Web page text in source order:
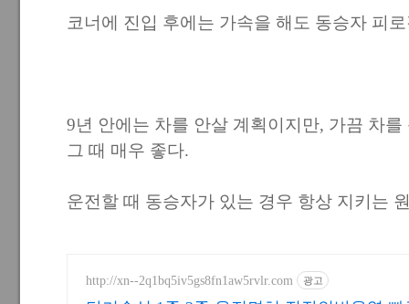
코너에 진입 후에는 가속을 해도 동승자 피
9년 안에는 차를 안살 계획이지만, 가끔 차
그 때 매우 좋다.
운전할 때 동승자가 있는 경우 항상 지키는
http://xn--2q1bq5iv5gs8fn1aw5rvlr.com 광고